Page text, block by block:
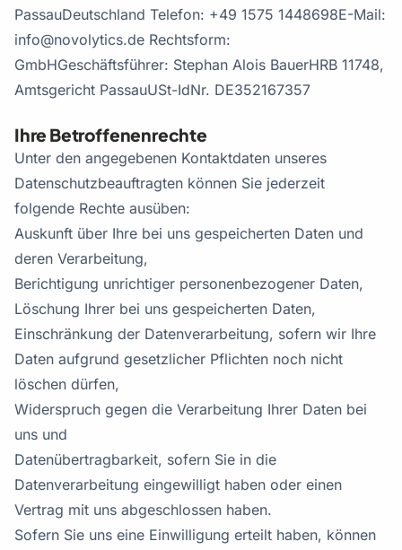
PassauDeutschland Telefon: +49 1575 1448698E-Mail:
info@novolytics.de Rechtsform:
GmbHGeschäftsführer: Stephan Alois BauerHRB 11748,
Amtsgericht PassauUSt-IdNr. DE352167357
Ihre Betroffenenrechte
Unter den angegebenen Kontaktdaten unseres
Datenschutzbeauftragten können Sie jederzeit
folgende Rechte ausüben:
Auskunft über Ihre bei uns gespeicherten Daten und
deren Verarbeitung,
Berichtigung unrichtiger personenbezogener Daten,
Löschung Ihrer bei uns gespeicherten Daten,
Einschränkung der Datenverarbeitung, sofern wir Ihre
Daten aufgrund gesetzlicher Pflichten noch nicht
löschen dürfen,
Widerspruch gegen die Verarbeitung Ihrer Daten bei
uns und
Datenübertragbarkeit, sofern Sie in die
Datenverarbeitung eingewilligt haben oder einen
Vertrag mit uns abgeschlossen haben.
Sofern Sie uns eine Einwilligung erteilt haben, können